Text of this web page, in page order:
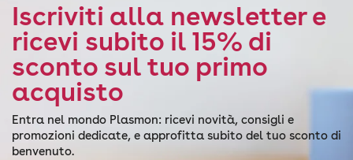
Iscriviti alla newsletter e
ricevi subito il 15% di
sconto sul tuo primo
acquisto
Entra nel mondo Plasmon: ricevi novità, consigli e
promozioni dedicate, e approfitta subito del tuo sconto di
benvenuto.